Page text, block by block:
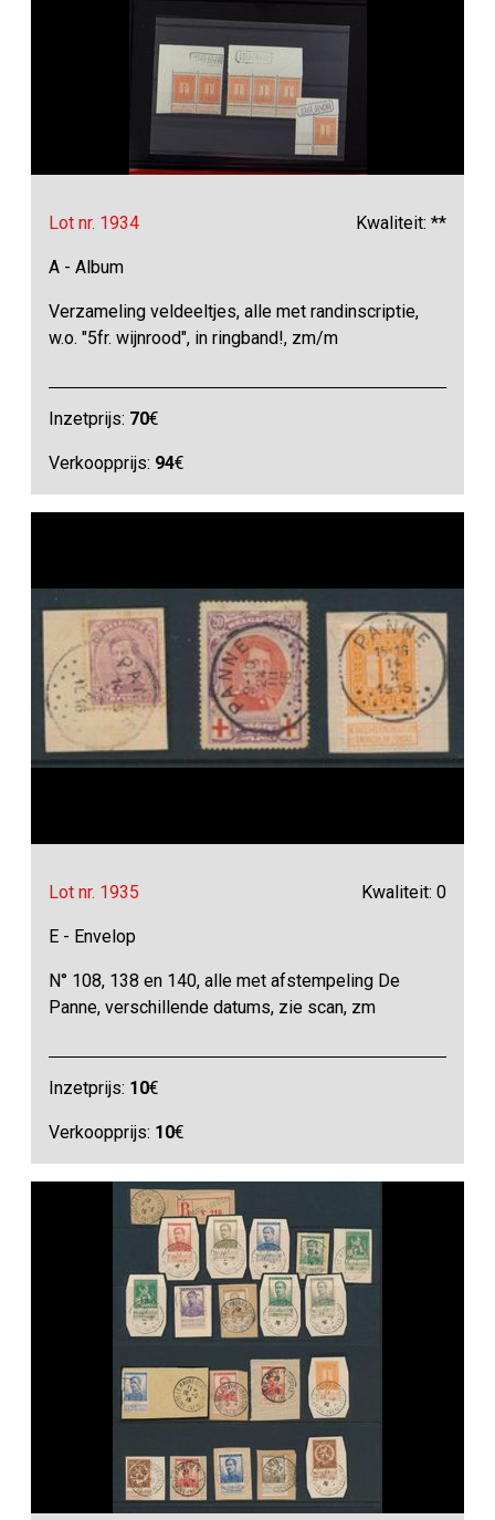
Lot nr. 1934 Kwaliteit: **
A - Album
Verzameling veldeeltjes, alle met randinscriptie,
w.o. "5fr. wijnrood", in ringband!, zm/m
Inzetprijs: 70€
Verkoopprijs: 94€
Lot nr. 1935 Kwaliteit: 0
E - Envelop
N° 108, 138 en 140, alle met afstempeling De
Panne, verschillende datums, zie scan, zm
Inzetprijs: 10€
Verkoopprijs: 10€